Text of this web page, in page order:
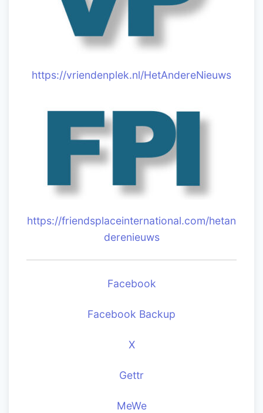
https://vriendenplek.nl/HetAndereNieuws
https://friendsplaceinternational.com/hetan
derenieuws
Facebook
Facebook Backup
X
Gettr
MeWe